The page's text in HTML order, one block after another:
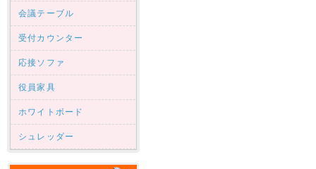
会議テーブル
受付カウンター
応接ソファ
役員家具
ホワイトボード
シュレッダー